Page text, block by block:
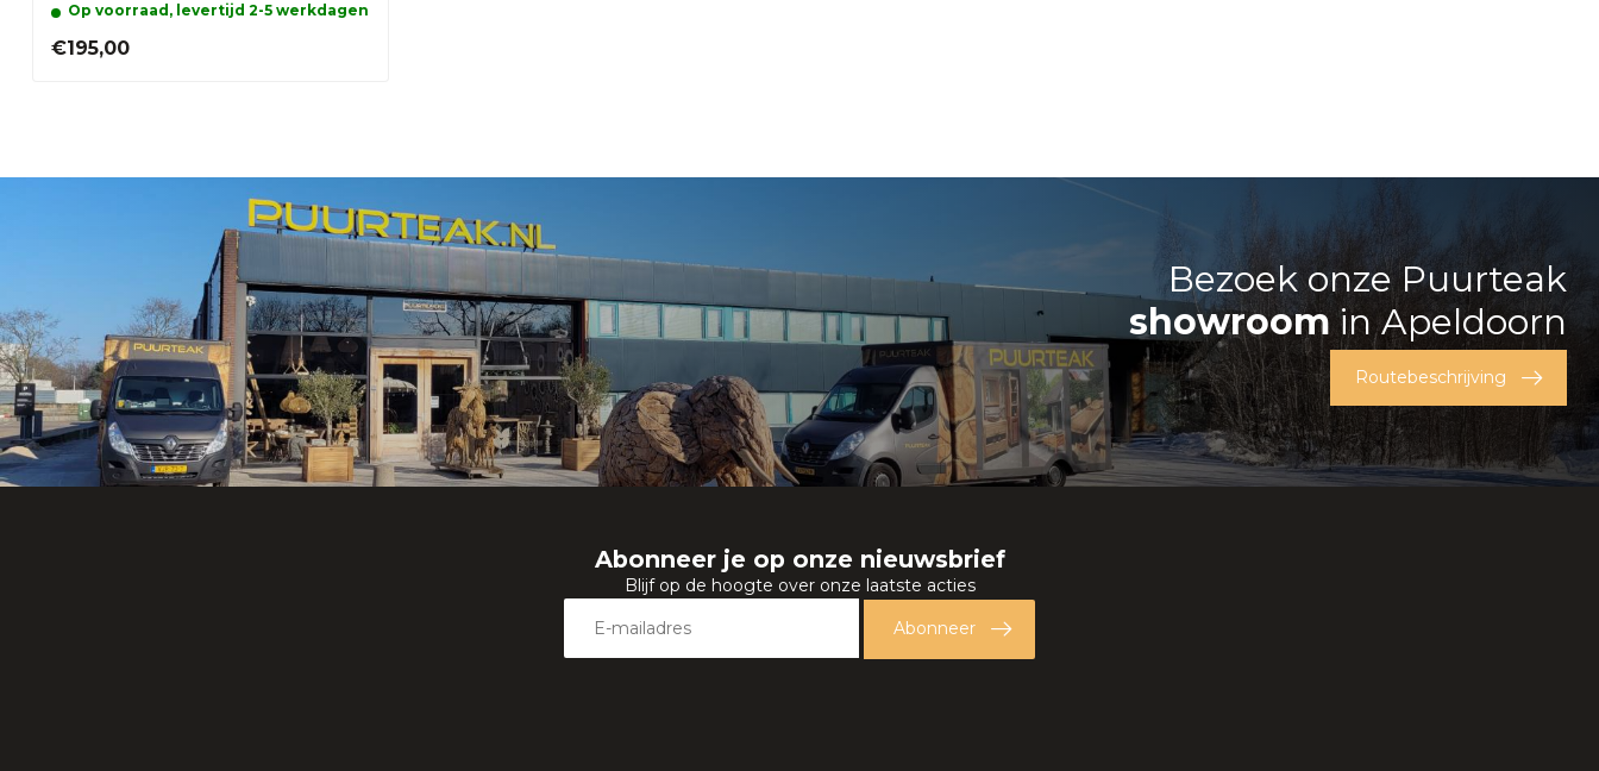
Op voorraad, levertijd 2-5 werkdagen
€195,00
Bezoek onze Puurteak
showroomin Apeldoorn
Routebeschrijving
Abonneer je op onze nieuwsbrief
Blijf op de hoogte over onze laatste acties
Abonneer